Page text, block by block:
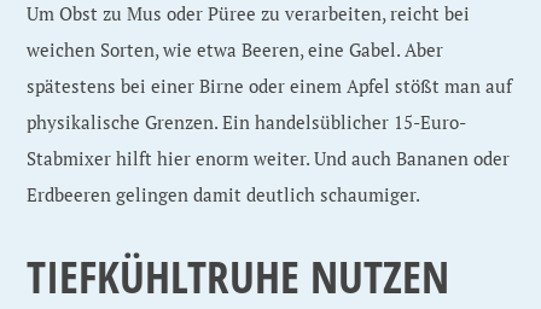
Um Obst zu Mus oder Püree zu verarbeiten, reicht bei
weichen Sorten, wie etwa Beeren, eine Gabel. Aber
spätestens bei einer Birne oder einem Apfel stößt man auf
physikalische Grenzen. Ein handelsüblicher 15-Euro-
Stabmixer hilft hier enorm weiter. Und auch Bananen oder
Erdbeeren gelingen damit deutlich schaumiger.
TIEFKÜHLTRUHE NUTZEN